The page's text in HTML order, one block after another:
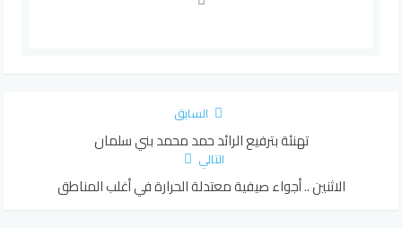
السابق
تهنئة بترفيع الرائد حمد محمد بني سلمان
التالي
الاثنين .. أجواء صيفية معتدلة الحرارة في أغلب المناطق